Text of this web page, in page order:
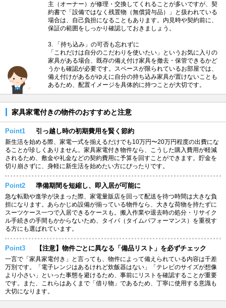
主（オーナー）が修理・交換してくれることが多いですが、契
約書で「設備ではなく残置物（無償貸与品）」と扱われている
場合は、自己負担になることもあります。内見時や契約前に、
保証の範囲をしっかり確認しておきましょう。
3. 「持ち込み」の可否も忘れずに
「これだけは自分のこだわりを使いたい」というお気に入りの
家具がある場合、既存の備え付け家具を撤去・保管できるかど
うかも確認が必要です。スペースが限られているお部屋では、
備え付けがあるがゆえに自分の持ち込み家具が置けないことも
あるため、配置イメージを具体的に持つことが大切です。
家具家電付きの物件のおすすめと注意
Point1 引っ越し時の初期費用を賢く節約
新生活を始める際、家電一式を揃えるだけでも10万円〜20万円程度の出費にな
ることが珍しくありません。家具家電付き物件なら、こうした購入費用が軽減
されるため、敷金や礼金などの契約費用に予算を回すことができます。貯金を
切り崩さずに、身軽に新生活を始めたい方にぴったりです。
Point2 準備期間を短縮し、即入居が可能に
急な転勤や進学が決まった際、家電量販店を回って配送を待つ時間は大きな負
担になります。あらかじめ設備が揃っている物件なら、大きな荷物を持たずに
スーツケース一つで入居できるケースも。搬入作業や退去時の処分・リサイク
ル手続きの手間もかからないため、タイパ（タイムパフォーマンス）を重視す
る方にも選ばれています。
Point3 【注意】物件ごとに異なる「備品リスト」を必ずチェック
一言で「家具家電付き」と言っても、物件によって備えられている内容は千差
万別です。「電子レンジはあるけれど炊飯器はない」「テレビのサイズが想像
より小さい」といった事態を避けるため、事前にリストを確認することが重要
です。また、これらはあくまで「借り物」であるため、丁寧に使用する意識も
大切になります。